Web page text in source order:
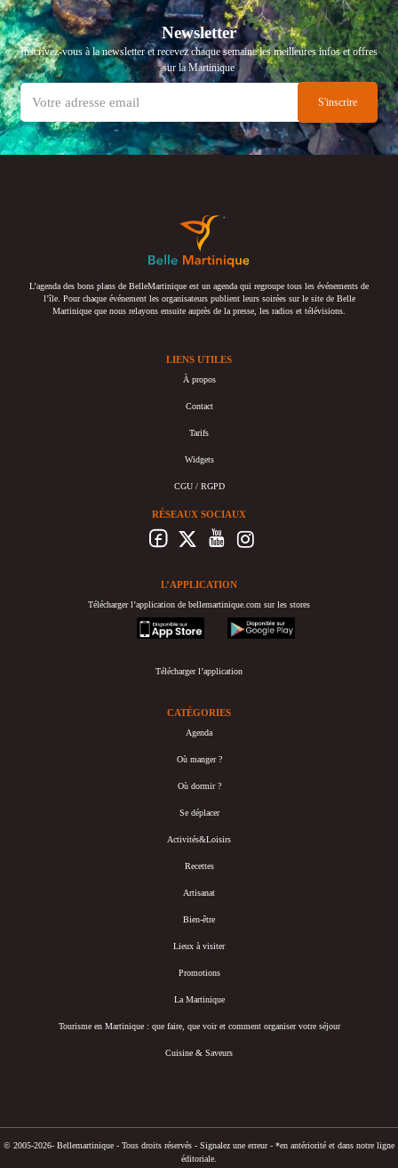
Newsletter
Inscrivez-vous à la newsletter et recevez chaque semaine les meilleures infos et offres
sur la Martinique
L’agenda des bons plans de BelleMartinique est un agenda qui regroupe tous les événements de
l’île. Pour chaque événement les organisateurs publient leurs soirées sur le site de Belle
Martinique que nous relayons ensuite auprès de la presse, les radios et télévisions.
LIENS UTILES
À propos
Contact
Tarifs
Widgets
CGU / RGPD
RÉSEAUX SOCIAUX
L’APPLICATION
Télécharger l’application de bellemartinique.com sur les stores
appstore
googleplay
Télécharger l’application
CATÉGORIES
Agenda
Où manger ?
Où dormir ?
Se déplacer
Activités&Loisirs
Recettes
Artisanat
Bien-être
Lieux à visiter
Promotions
La Martinique
Tourisme en Martinique : que faire, que voir et comment organiser votre séjour
Cuisine & Saveurs
© 2005-2026- Bellemartinique - Tous droits réservés - Signalez une erreur - *en antériorité et dans notre ligne
éditoriale.